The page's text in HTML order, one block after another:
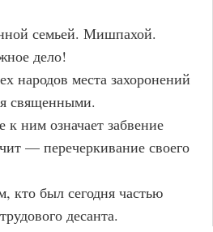
семьей. Мишпахой.
дело!
народов места захоронений
священными.
ним означает забвение
— перечеркивание своего
кто был сегодня частью
десанта.